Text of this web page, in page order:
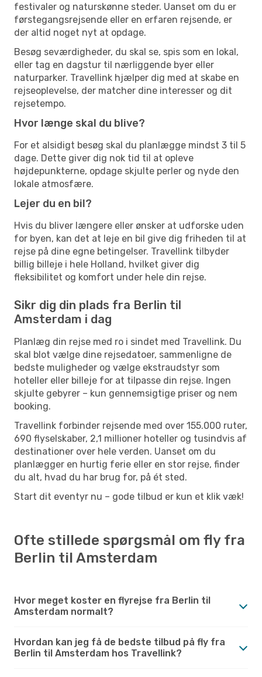
festivaler og naturskønne steder. Uanset om du er
førstegangsrejsende eller en erfaren rejsende, er
der altid noget nyt at opdage.
Besøg seværdigheder, du skal se, spis som en lokal,
eller tag en dagstur til nærliggende byer eller
naturparker. Travellink hjælper dig med at skabe en
rejseoplevelse, der matcher dine interesser og dit
rejsetempo.
Hvor længe skal du blive?
For et alsidigt besøg skal du planlægge mindst 3 til 5
dage. Dette giver dig nok tid til at opleve
højdepunkterne, opdage skjulte perler og nyde den
lokale atmosfære.
Lejer du en bil?
Hvis du bliver længere eller ønsker at udforske uden
for byen, kan det at leje en bil give dig friheden til at
rejse på dine egne betingelser. Travellink tilbyder
billig billeje i hele Holland, hvilket giver dig
fleksibilitet og komfort under hele din rejse.
Sikr dig din plads fra Berlin til
Amsterdam i dag
Planlæg din rejse med ro i sindet med Travellink. Du
skal blot vælge dine rejsedatoer, sammenligne de
bedste muligheder og vælge ekstraudstyr som
hoteller eller billeje for at tilpasse din rejse. Ingen
skjulte gebyrer – kun gennemsigtige priser og nem
booking.
Travellink forbinder rejsende med over 155.000 ruter,
690 flyselskaber, 2,1 millioner hoteller og tusindvis af
destinationer over hele verden. Uanset om du
planlægger en hurtig ferie eller en stor rejse, finder
du alt, hvad du har brug for, på ét sted.
Start dit eventyr nu – gode tilbud er kun et klik væk!
Ofte stillede spørgsmål om fly fra
Berlin til Amsterdam
Hvor meget koster en flyrejse fra Berlin til
Amsterdam normalt?
Hvordan kan jeg få de bedste tilbud på fly fra
Berlin til Amsterdam hos Travellink?